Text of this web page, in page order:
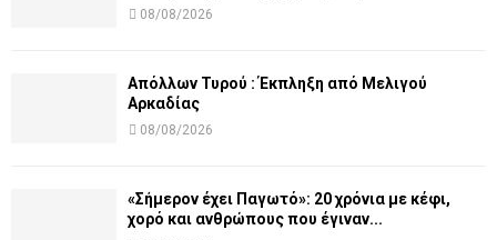
08/08/2026
Απόλλων Τυρού : Έκπληξη από Μελιγού
Αρκαδίας
08/08/2026
«Σήμερον έχει Παγωτό»: 20 χρόνια με κέφι,
χορό και ανθρώπους που έγιναν...